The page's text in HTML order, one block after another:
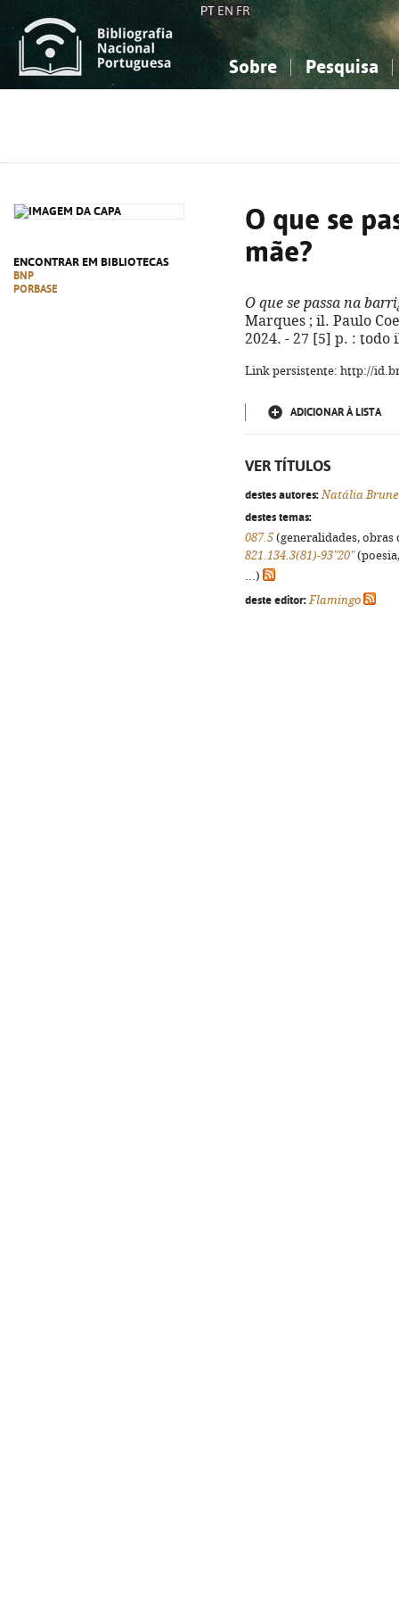
PT EN FR
Sobre Pesquisa
ENCONTRAR EM BIBLIOTECAS
BNP
PORBASE
O que se
mãe?
O que se passa na
Marques ; il. Paulo
2024. - 27 [5] p. : todo
Link persistente: http://
ADICIONAR À LISTA
VER TÍTULOS
destes autores: Natália
destes temas:
087.5 (generalidades,
821.134.3(81)-93"20"
...)
deste editor: Flamingo